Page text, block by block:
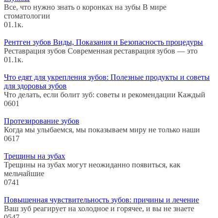
Все, что нужно знать о коронках на зубы В мире
стоматологии
01.1к.
Рентген зубов Виды, Показания и Безопасность процедуры
Реставрация зубов Современная реставрация зубов — это
01.1к.
Что едят для укрепления зубов: Полезные продукты и советы
для здоровья зубов
Что делать, если болит зуб: советы и рекомендации Каждый
0601
Протезирование зубов
Когда мы улыбаемся, мы показываем миру не только наши
0617
Трещины на зубах
Трещины на зубах могут неожиданно появиться, как
мельчайшие
0741
Повышенная чувствительность зубов: причины и лечение
Ваш зуб реагирует на холодное и горячее, и вы не знаете